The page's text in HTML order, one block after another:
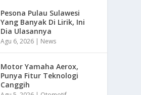
Pesona Pulau Sulawesi
Yang Banyak Di Lirik, Ini
Dia Ulasannya
Agu 6, 2026 | News
Motor Yamaha Aerox,
Punya Fitur Teknologi
Canggih